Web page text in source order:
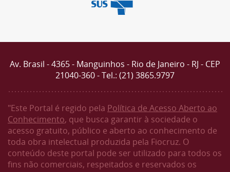
Av. Brasil - 4365 - Manguinhos - Rio de Janeiro - RJ - CEP
21040-360 - Tel.: (21) 3865.9797
"Este Portal é regido pela Política de Acesso Aberto ao
Conhecimento, que busca garantir à sociedade o
acesso gratuito, público e aberto ao conhecimento de
toda obra intelectual produzida pela Fiocruz. O
conteúdo deste portal pode ser utilizado para todos os
fins não comerciais, respeitados e reservados os